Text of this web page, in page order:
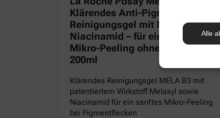
Alle
Klärendes Anti-Pigmentflecken
Reinigungsgel mit Melasyl und
Niacinamid – für ein sanftes
Mikro-Peeling ohne Irritationen,
200ml
Klärendes Reinigungsgel MELA B3 mit
patentiertem Wirkstoff Melasyl sowie
Niacinamid für ein sanftes Mikro-Peeling
bei Pigmentflecken